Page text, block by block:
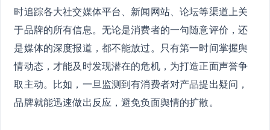
时追踪各大社交媒体平台、新闻网站、论坛等渠道上关
于品牌的所有信息。无论是消费者的一句随意评价，还
是媒体的深度报道，都不能放过。只有第一时间掌握舆
情动态，才能及时发现潜在的危机，为打造正面声誉争
取主动。比如，一旦监测到有消费者对产品提出疑问，
品牌就能迅速做出反应，避免负面舆情的扩散。